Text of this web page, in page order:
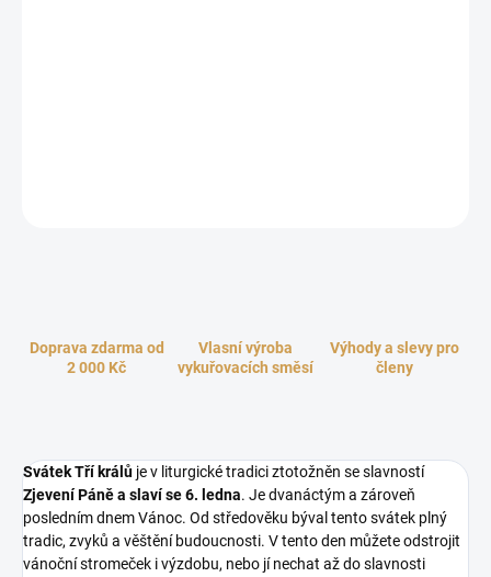
Doprava zdarma od
2 000 Kč
Vlasní výroba
vykuřovacích směsí
Výhody a slevy pro
členy
Svátek Tří králů je v liturgické tradici ztotožněn se slavností
Zjevení Páně a slaví se 6. ledna. Je dvanáctým a zároveň
posledním dnem Vánoc. Od středověku býval tento svátek plný
tradic, zvyků a věštění budoucnosti. V tento den můžete odstrojit
vánoční stromeček i výzdobu, nebo jí nechat až do slavnosti